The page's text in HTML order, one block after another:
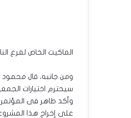
الماكيت الخاص لفرع
ومن جانبه، قال محمود
سيحترم اختيارات الجمعية
وأكد طاهر فى المؤتمر
على إخراج هذا